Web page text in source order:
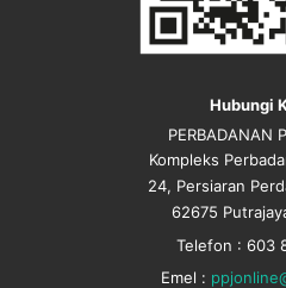
Hubungi
PERBADANAN
Kompleks
24, Persiaran
62675
Telefon : 603
Emel :